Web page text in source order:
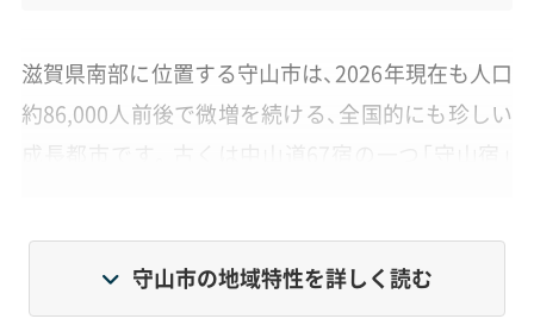
滋賀県南部に位置する守山市は、2026年現在も人口
約86,000人前後で微増を続ける、全国的にも珍しい
成長都市です。古くは中山道67宿の一つ「守山宿」
並みが見られます。
一方で、近年は「村田製作所守山イノベーションセ
守山市の地域特性を詳しく読む